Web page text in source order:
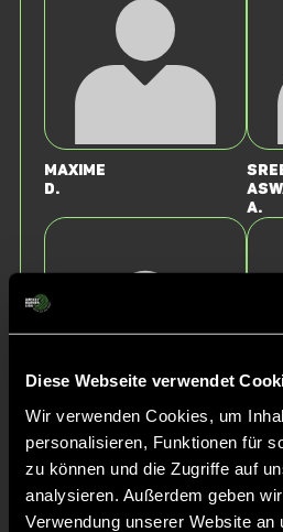
Diese Webseite verwendet
Wir verwenden Cookies, um
personalisieren, Funktionen für
zu können und die Zugriffe auf
analysieren. Außerdem geben
Verwendung unserer Website an
Maxime
D.
A.
Konstantin
K.
W.